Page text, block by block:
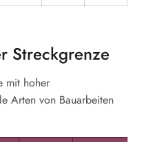
Streckgrenze
mit hoher
Arten von Bauarbeiten